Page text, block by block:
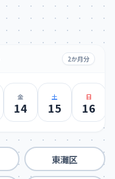
2か月分
金
14
土
15
日
16
東灘区